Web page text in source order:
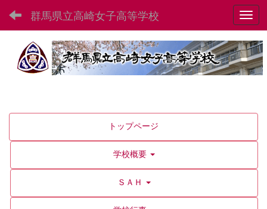
群馬県立高崎女子高等学校
トップページ
学校概要
ＳＡＨ